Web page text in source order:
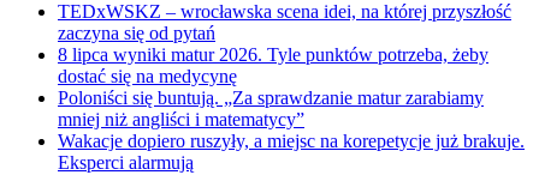
TEDxWSKZ – wrocławska scena idei, na której przyszłość
zaczyna się od pytań
8 lipca wyniki matur 2026. Tyle punktów potrzeba, żeby
dostać się na medycynę
Poloniści się buntują. „Za sprawdzanie matur zarabiamy
mniej niż angliści i matematycy”
Wakacje dopiero ruszyły, a miejsc na korepetycje już brakuje.
Eksperci alarmują